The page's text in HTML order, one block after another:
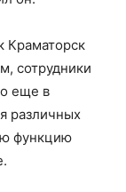
Краматорск
сотрудники
еще в
различных
функцию